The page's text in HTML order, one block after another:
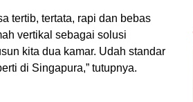
tertib, tertata, rapi dan bebas
vertikal sebagai solusi
kita dua kamar. Udah standar
di Singapura,” tutupnya.